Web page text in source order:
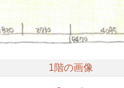
1階の画像